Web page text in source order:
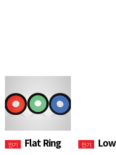
인기 Flat Ring 인기